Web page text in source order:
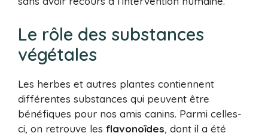
Le rôle des substances
végétales
Les herbes et autres plantes contiennent
différentes substances qui peuvent être
bénéfiques pour nos amis canins. Parmi celles-
ci, on retrouve les flavonoïdes, dont il a été